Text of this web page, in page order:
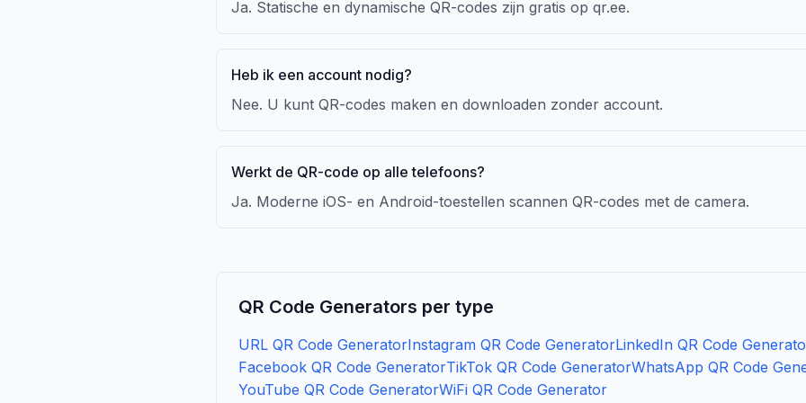
Ja. Statische en dynamische QR-codes zijn gratis op qr.ee.
Heb ik een account nodig?
Nee. U kunt QR-codes maken en downloaden zonder account.
Werkt de QR-code op alle telefoons?
Ja. Moderne iOS- en Android-toestellen scannen QR-codes met de camera.
QR Code Generators per type
URL QR Code GeneratorInstagram QR Code GeneratorLinkedIn QR Code
Facebook QR Code GeneratorTikTok QR Code GeneratorWhatsApp QR Code
YouTube QR Code GeneratorWiFi QR Code Generator